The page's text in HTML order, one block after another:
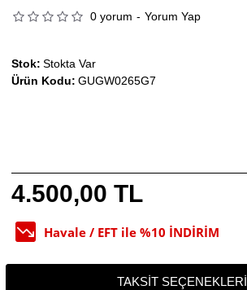
0 yorum - Yorum Yap
4.500,00 TL
Havale / EFT ile %10 İNDİRİM
Stok: Stokta Var
Ürün Kodu: GUGW0265G7
TAKSIT SEÇENEKLERI